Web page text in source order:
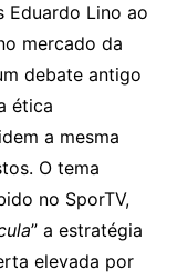
Lino ao
mercado da
debate antigo
ética
a mesma
O tema
no SporTV,
” a estratégia
elevada por